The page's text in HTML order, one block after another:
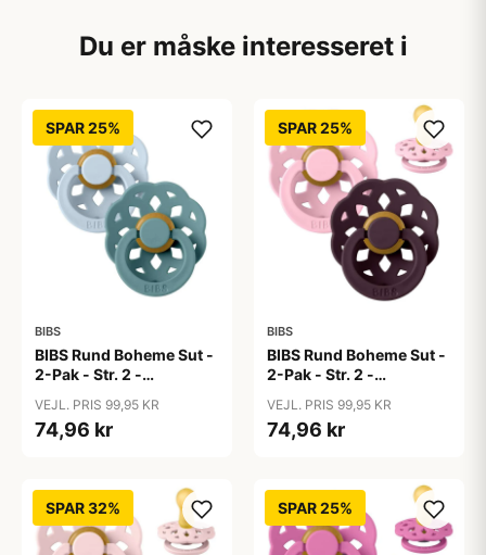
Du er måske interesseret i
SPAR 25%
BIBS
BIBS Rund Boheme Sut -
2-Pak - Str. 2 -
Blue/Island Sea
VEJL. PRIS 99,95 KR
74,96 kr
SPAR 25%
BIBS
BIBS Rund Boheme Sut -
2-Pak - Str. 2 -
Pink/Plum
VEJL. PRIS 99,95 KR
74,96 kr
SPAR 32% SPAR 25%